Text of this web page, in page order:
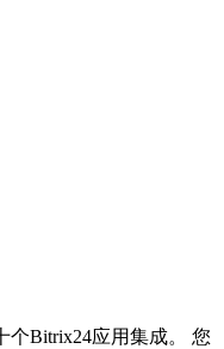
个Bitrix24应用集成。 您